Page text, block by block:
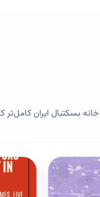
بسکتبال ایران کامل‌تر